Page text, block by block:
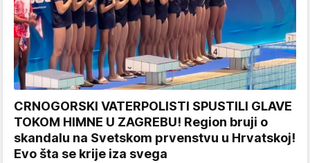
CRNOGORSKI VATERPOLISTI SPUSTILI GLAVE
TOKOM HIMNE U ZAGREBU! Region bruji o
skandalu na Svetskom prvenstvu u Hrvatskoj!
Evo šta se krije iza svega